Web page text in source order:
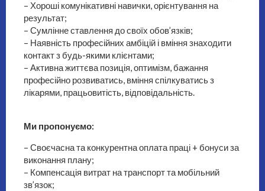
– Хороші комунікативні навички, орієнтування на
результат;
– Сумлінне ставлення до своїх обов’язків;
– Наявність професійних амбіцій і вміння знаходити
контакт з будь-якими клієнтами;
– Активна життєва позиція, оптимізм, бажання
професійно розвиватись, вміння спілкуватись з
лікарями, працьовитість, відповідальність.
Ми пропонуємо:
– Своєчасна та конкурентна оплата праці + бонуси за
виконання плану;
– Компенсація витрат на транспорт та мобільний
зв’язок;